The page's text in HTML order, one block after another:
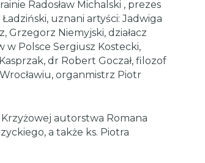
Radosław Michalski , prezes
uznani artyści: Jadwiga
Grzegorz Niemyjski, działacz
w Polsce Sergiusz Kostecki,
dr Robert Goczał, filozof
organmistrz Piotr
autorstwa Romana
a także ks. Piotra